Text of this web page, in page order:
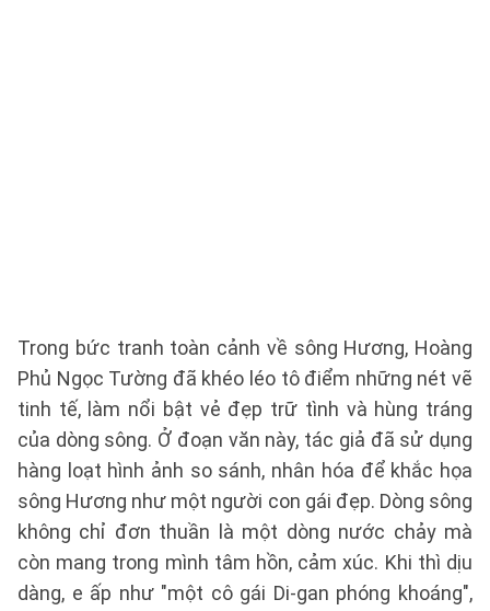
Trong bức tranh toàn cảnh về sông Hương, Hoàng
Phủ Ngọc Tường đã khéo léo tô điểm những nét vẽ
tinh tế, làm nổi bật vẻ đẹp trữ tình và hùng tráng
của dòng sông. Ở đoạn văn này, tác giả đã sử dụng
hàng loạt hình ảnh so sánh, nhân hóa để khắc họa
sông Hương như một người con gái đẹp. Dòng sông
không chỉ đơn thuần là một dòng nước chảy mà
còn mang trong mình tâm hồn, cảm xúc. Khi thì dịu
dàng, e ấp như "một cô gái Di-gan phóng khoáng",